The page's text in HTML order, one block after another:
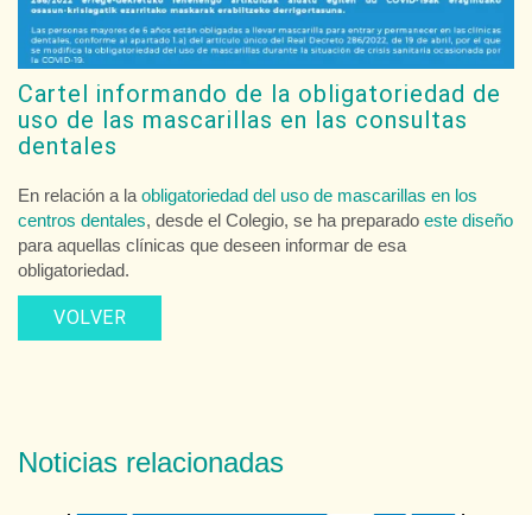
Cartel informando de la obligatoriedad de
uso de las mascarillas en las consultas
dentales
En relación a la obligatoriedad del uso de mascarillas en los
centros dentales, desde el Colegio, se ha preparado este diseño
para aquellas clínicas que deseen informar de esa
obligatoriedad.
VOLVER
Noticias relacionadas